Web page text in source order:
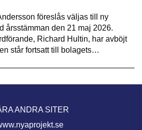
föreslås väljas till ny
årsstämman den 21 maj 2026.
Richard Hultin, har avböjt
står fortsatt till bolagets…
ANDRA SITER